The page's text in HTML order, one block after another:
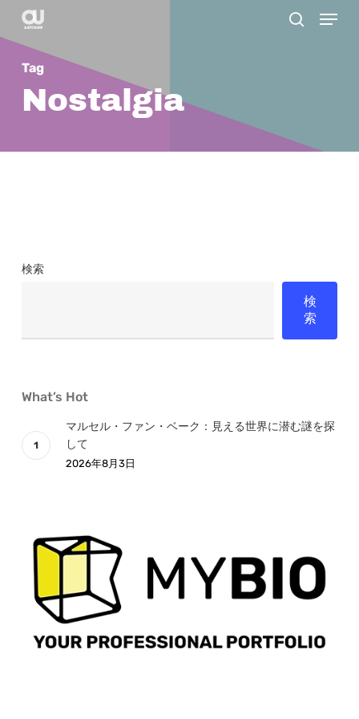
Skip
to
main
content
Menu
Tag
Nostalgia
検索
検
索
What’s Hot
マルセル・ファン・ベーク：見える世界に潜む謎を探
して
2026年8月3日